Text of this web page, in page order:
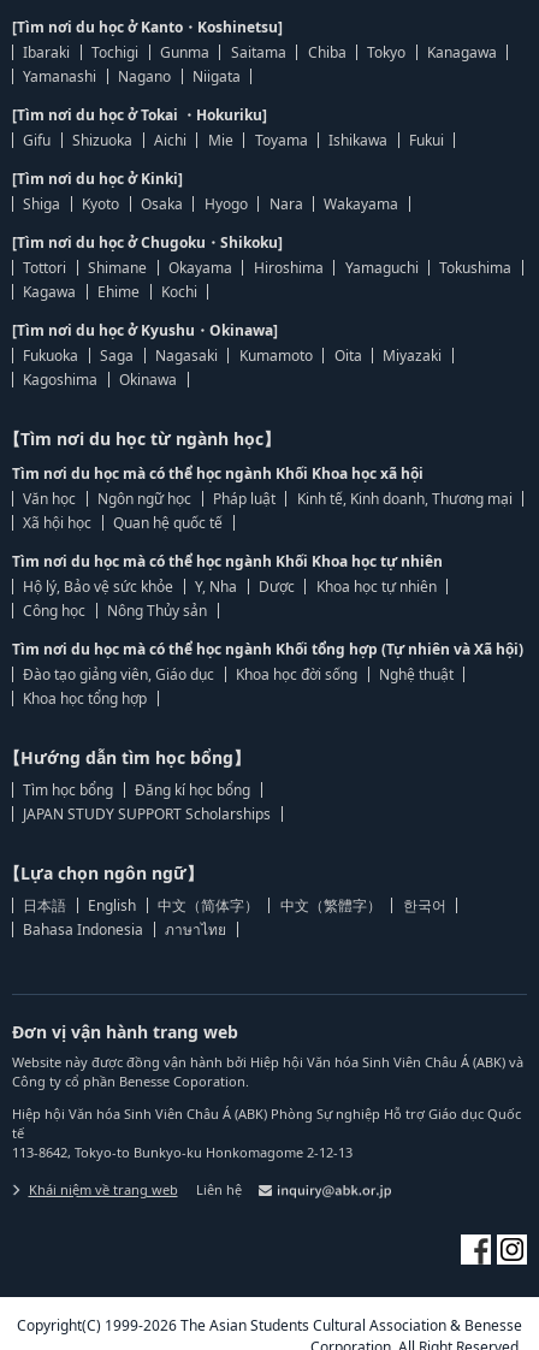
[Tìm nơi du học ở Kanto・Koshinetsu]
Ibaraki
Tochigi Gunma Saitama Chiba Tokyo
Kanagawa
Yamanashi
Nagano
Niigata
[Tìm nơi du học ở Tokai ・Hokuriku]
Gifu
Shizuoka Aichi Mie Toyama Ishikawa
Fukui
[Tìm nơi du học ở Kinki]
Shiga
Kyoto Osaka Hyogo Nara
Wakayama
[Tìm nơi du học ở Chugoku・Shikoku]
Tottori
Shimane Okayama Hiroshima Yamaguchi
Tokushima
Kagawa
Ehime
Kochi
[Tìm nơi du học ở Kyushu・Okinawa]
Fukuoka
Saga Nagasaki Kumamoto Oita
Miyazaki
Kagoshima
Okinawa
【Tìm nơi du học từ ngành học】
Tìm nơi du học mà có thể học ngành Khối Khoa học xã hội
Văn học
Ngôn ngữ học Pháp luật
Kinh tế, Kinh doanh, Thương mại
Xã hội học
Quan hệ quốc tế
Tìm nơi du học mà có thể học ngành Khối Khoa học tự nhiên
Hộ lý, Bảo vệ sức khỏe
Y, Nha Dược
Khoa học tự nhiên
Công học
Nông Thủy sản
Tìm nơi du học mà có thể học ngành Khối tổng hợp (Tự nhiên và Xã hội)
Đào tạo giảng viên, Giáo dục
Khoa học đời sống
Nghệ thuật
Khoa học tổng hợp
【Hướng dẫn tìm học bổng】
Tìm học bổng
Đăng kí học bổng
JAPAN STUDY SUPPORT Scholarships
【Lựa chọn ngôn ngữ】
日本語 English 中文（简体字） 中文（繁體字）
한국어
Bahasa Indonesia
ภาษาไทย
Đơn vị vận hành trang web
Website này được đồng vận hành bởi Hiệp hội Văn hóa Sinh Viên Châu Á (ABK) và
Công ty cổ phần Benesse Coporation.
Hiệp hội Văn hóa Sinh Viên Châu Á (ABK) Phòng Sự nghiệp Hỗ trợ Giáo dục Quốc
tế
113-8642, Tokyo-to Bunkyo-ku Honkomagome 2-12-13
Khái niệm về trang web Liên hệ
Copyright(C) 1999-2026 The Asian Students Cultural Association & Benesse